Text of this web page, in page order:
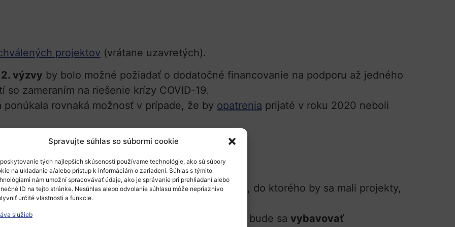
Spravujte súhlas so súbormi cookie
tých najlepších skúseností používame technológie, ako sú súbory
na ukladanie a/alebo prístup k informáciám o zariadení. Súhlas s týmito
nám umožní spracovávať údaje, ako je správanie pri prehliadaní alebo
ID na tejto stránke. Nesúhlas alebo odvolanie súhlasu môže nepriaznivo
určité vlastnosti a funkcie.
služieb
projektov (vrátane uzavretých).
výzvy by bolo možné požiadať o dodatočné financovanie na podporu až jedného
zameraním na riešenie krízy COVID-19.
ponúkala rovnaká možnosť v prípade, že by opatrenia prijaté v roku 2020 neboli
všetky potrebné prvky výzvy vrátane termínu, do ktorého by sa mali projekty,
si nebude vyžadovať osobitný formulár žiadosti a bude sa vybavovať